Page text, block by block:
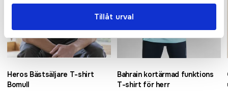
Tillåt urval
Heros Bästsäljare T-shirt
Bomull
Bahrain kortärmad funktions
T-shirt för herr